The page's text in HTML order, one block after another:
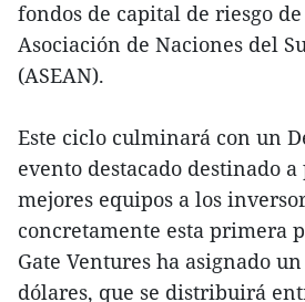
fondos de capital de riesgo
Asociación de Naciones del
(ASEAN).
Este ciclo culminará con un
evento destacado destinado
mejores equipos a los
concretamente esta primera
Gate Ventures ha asignado
dólares, que se distribuirá